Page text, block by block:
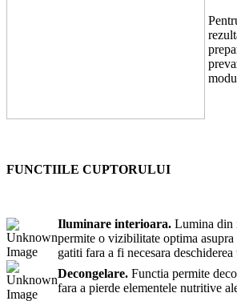
FUNCTIILE CUPTORULUI
Iluminare interioara. Lumina din
permite o vizibilitate optima
gatiti fara a fi necesara deschiderea
Decongelare. Functia permite
fara a pierde elementele nutritive